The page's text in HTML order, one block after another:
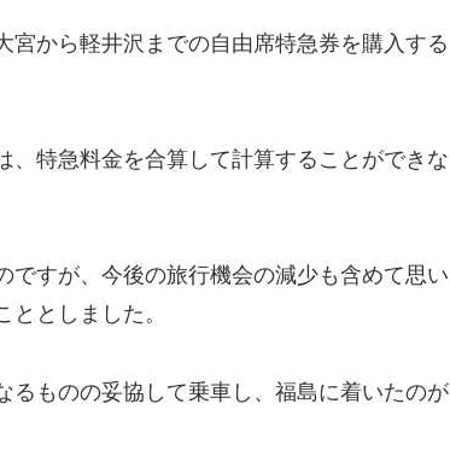
から軽井沢までの自由席特急券を購入する
特急料金を合算して計算することができな
ですが、今後の旅行機会の減少も含めて思い
としました。
るものの妥協して乗車し、福島に着いたのが